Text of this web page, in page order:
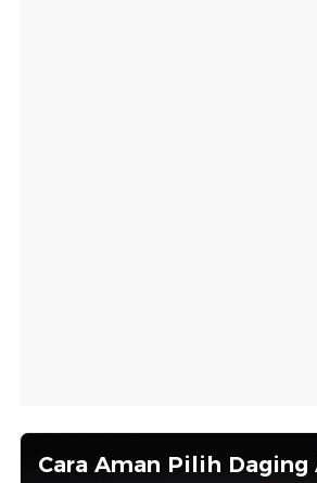
Cara Aman Pilih Daging